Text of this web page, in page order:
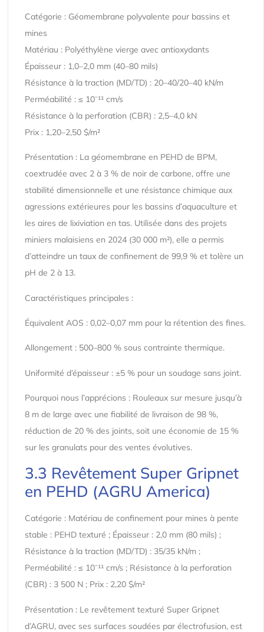
Catégorie : Géomembrane polyvalente pour bassins et
mines
Matériau : Polyéthylène vierge avec antioxydants
Épaisseur : 1,0–2,0 mm (40–80 mils)
Résistance à la traction (MD/TD) : 20–40/20–40 kN/m
Perméabilité : ≤ 10⁻¹¹ cm/s
Résistance à la perforation (CBR) : 2,5–4,0 kN
Prix : 1,20–2,50 $/m²
Présentation : La géomembrane en PEHD de BPM,
coextrudée avec 2 à 3 % de noir de carbone, offre une
stabilité dimensionnelle et une résistance chimique aux
agressions extérieures pour les bassins d’aquaculture et
les aires de lixiviation en tas. Utilisée dans des projets
miniers malaisiens en 2024 (30 000 m²), elle a permis
d’atteindre un taux de confinement de 99,9 % et tolère un
pH de 2 à 13.
Caractéristiques principales :
Équivalent AOS : 0,02–0,07 mm pour la rétention des fines.
Allongement : 500–800 % sous contrainte thermique.
Uniformité d’épaisseur : ±5 % pour un soudage sans joint.
Pourquoi nous l’apprécions : Rouleaux sur mesure jusqu’à
8 m de large avec une fiabilité de livraison de 98 %,
réduction de 20 % des joints, soit une économie de 15 %
sur les granulats pour des ventes évolutives.
3.3 Revêtement Super Gripnet
en PEHD (AGRU America)
Catégorie : Matériau de confinement pour mines à pente
stable : PEHD texturé ; Épaisseur : 2,0 mm (80 mils) ;
Résistance à la traction (MD/TD) : 35/35 kN/m ;
Perméabilité : ≤ 10⁻¹¹ cm/s ; Résistance à la perforation
(CBR) : 3 500 N ; Prix : 2,20 $/m²
Présentation : Le revêtement texturé Super Gripnet
d’AGRU, avec ses surfaces soudées par électrofusion, est